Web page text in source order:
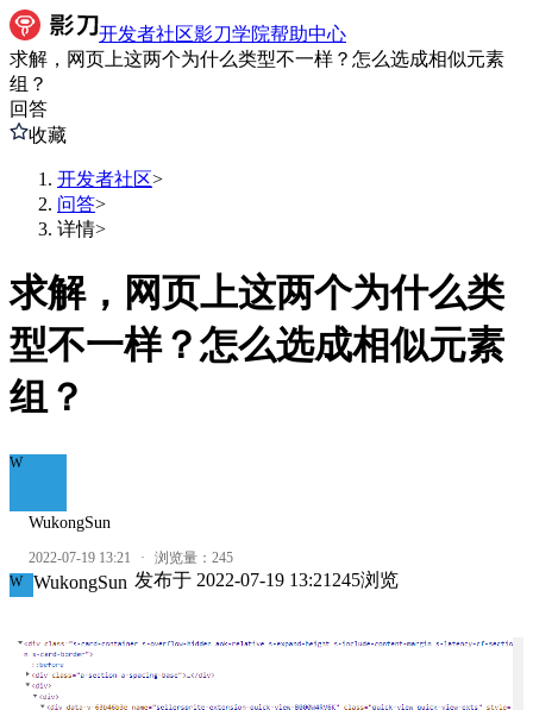
开发者社区影刀学院帮助中心
求解，网页上这两个为什么类型不一样？怎么选成相似元素
组？
回答
收藏
开发者社区>
问答>
详情>
求解，网页上这两个为什么类
型不一样？怎么选成相似元素
组？
W
WukongSun
2022-07-19 13:21 · 浏览量： 245
W
WukongSun 发布于 2022-07-19 13:21 245浏览